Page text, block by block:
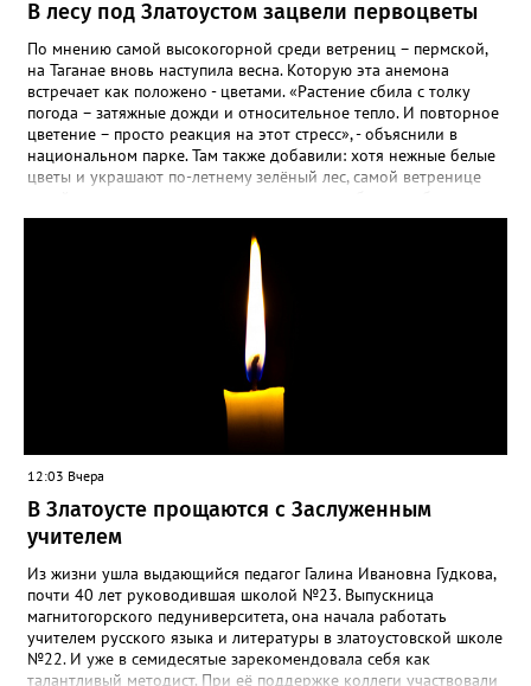
В лесу под Златоустом зацвели первоцветы
По мнению самой высокогорной среди ветрениц – пермской,
на Таганае вновь наступила весна. Которую эта анемона
встречает как положено - цветами. «Растение сбила с толку
погода – затяжные дожди и относительное тепло. И повторное
цветение – просто реакция на этот стресс», - объяснили в
национальном парке. Там также добавили: хотя нежные белые
цветы и украшают по-летнему зелёный лес, самой ветренице
силы перед долгой зимовкой.
12:03 Вчера
В Златоусте прощаются с Заслуженным
учителем
Из жизни ушла выдающийся педагог Галина Ивановна Гудкова,
почти 40 лет руководившая школой №23. Выпускница
магнитогорского педуниверситета, она начала работать
учителем русского языка и литературы в златоустовской школе
№22. И уже в семидесятые зарекомендовала себя как
талантливый методист. При её поддержке коллеги участвовали